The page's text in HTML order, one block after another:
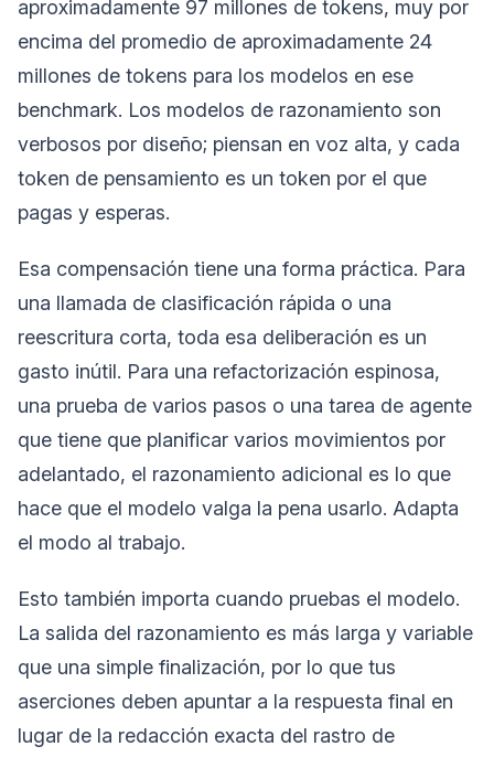
aproximadamente 97 millones de tokens, muy por
encima del promedio de aproximadamente 24
millones de tokens para los modelos en ese
benchmark. Los modelos de razonamiento son
verbosos por diseño; piensan en voz alta, y cada
token de pensamiento es un token por el que
pagas y esperas.
Esa compensación tiene una forma práctica. Para
una llamada de clasificación rápida o una
reescritura corta, toda esa deliberación es un
gasto inútil. Para una refactorización espinosa,
una prueba de varios pasos o una tarea de agente
que tiene que planificar varios movimientos por
adelantado, el razonamiento adicional es lo que
hace que el modelo valga la pena usarlo. Adapta
el modo al trabajo.
Esto también importa cuando pruebas el modelo.
La salida del razonamiento es más larga y variable
que una simple finalización, por lo que tus
aserciones deben apuntar a la respuesta final en
lugar de la redacción exacta del rastro de